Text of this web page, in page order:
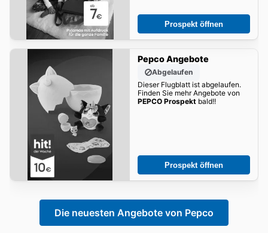
Prospekt öffnen
Pepco Angebote
Abgelaufen
Dieser Flugblatt ist abgelaufen.
Finden Sie mehr Angebote von
PEPCO Prospektbald!!
Prospekt öffnen
Die neuesten Angebote von Pepco